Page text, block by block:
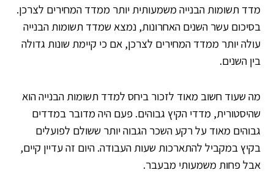
מדד תשומות הבנייה משמעותית יותר ממדד המחירים לצרכן.
בסיכום עשר השנים האחרונות, נמצא שמדד תשומות הבנייה
עולה יותר ממדד המחירים לצרכן, אם כי קיימת שונות גדולה
בין השנים.
מה שעוד חשוב מאוד לזכור ביחס למדד תשומות הבנייה הוא
שהיסטורית, מדדי הקיץ גבוהים. פעם היה מדובר במדדים
גבוהים מאוד על רקע השכר הגבוה יותר ששולם לפועלים
בקיץ במקביל להתארכות שעות העבודה. היום זה עדיין קיים,
אבל פחות משמעותי מבעבר.